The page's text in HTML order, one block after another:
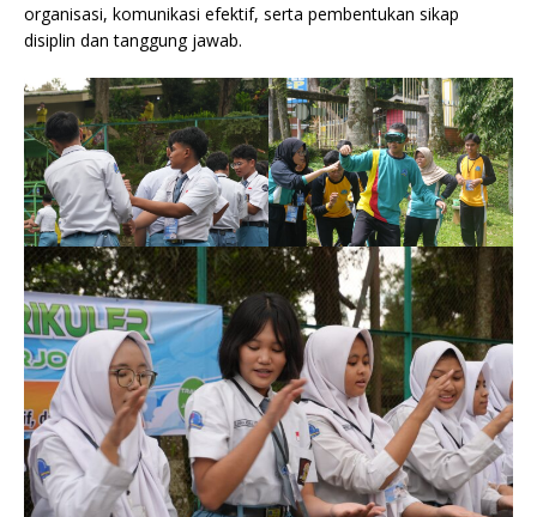
organisasi, komunikasi efektif, serta pembentukan sikap
disiplin dan tanggung jawab.